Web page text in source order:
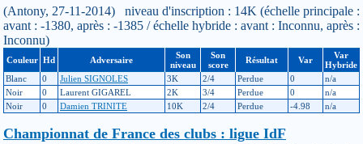
(Antony, 27-11-2014) niveau d'inscription : 14K (échelle principale :
avant : -1380, après : -1385 / échelle hybride : avant : Inconnu, après :
Inconnu)
Couleur Hd Adversaire
Son
niveau
Son
score
Résultat Var
Var
Hybride
Blanc
0 Julien SIGNOLES 3K 2/4 Perdue 0
n/a
Noir
0 Laurent GIGAREL 2K 3/4 Perdue 0
n/a
Noir
0 Damien TRINITE 10K 2/4 Perdue -4.98 n/a
Championnat de France des clubs : ligue IdF